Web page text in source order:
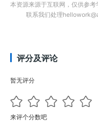
本资源来源于互联网，仅供参
联系我们处理
评分及评论
暂无评分
来评个分数吧